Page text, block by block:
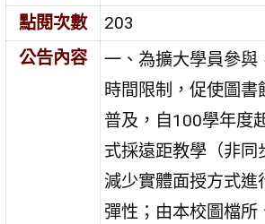
點閱次數
203
公告內容
一、為擴大學員參與
時間限制，促使圖書
普及，自100學年度
式採遠距教學（非同
減少實體面授方式進
彈性；由本校圖檔所